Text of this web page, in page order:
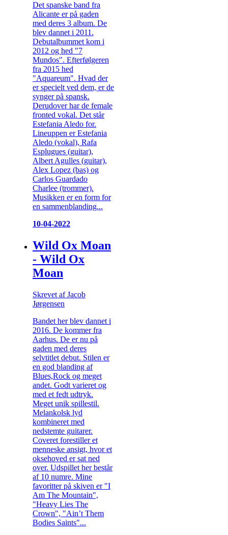
Det spanske band fra
Alicante er på gaden
med deres 3 album. De
blev dannet i 2011.
Debutalbummet kom i
2012 og hed "7
Mundos". Efterfølgeren
fra 2015 hed
"Aquareum". Hvad der
er specielt ved dem, er de
synger på spansk.
Derudover har de female
fronted vokal. Det står
Estefania Aledo for.
Lineuppen er Estefania
Aledo (vokal), Rafa
Esplugues (guitar),
Albert Agulles (guitar),
Alex Lopez (bas) og
Carlos Guardado
Charlee (trommer).
Musikken er en form for
en sammenblanding...
10-04-2022
Wild Ox Moan
- Wild Ox
Moan
Skrevet af Jacob
Jørgensen
Bandet her blev dannet i
2016. De kommer fra
Aarhus. De er nu på
gaden med deres
selvtitlet debut. Stilen er
en god blanding af
Blues,Rock og meget
andet. Godt varieret og
med et fedt udtryk.
Meget unik spillestil.
Melankolsk lyd
kombineret med
nedstemte guitarer.
Coveret forestiller et
menneske ansigt, hvor et
oksehoved er sat ned
over. Udspillet her består
af 10 numre. Mine
favoritter på skiven er "I
Am The Mountain",
"Heavy Lies The
Crown", "Ain’t Them
Bodies Saints"...